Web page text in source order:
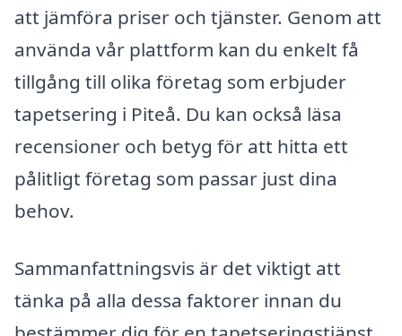
att jämföra priser och tjänster. Genom att
använda vår plattform kan du enkelt få
tillgång till olika företag som erbjuder
tapetsering i Piteå. Du kan också läsa
recensioner och betyg för att hitta ett
pålitligt företag som passar just dina
behov.
Sammanfattningsvis är det viktigt att
tänka på alla dessa faktorer innan du